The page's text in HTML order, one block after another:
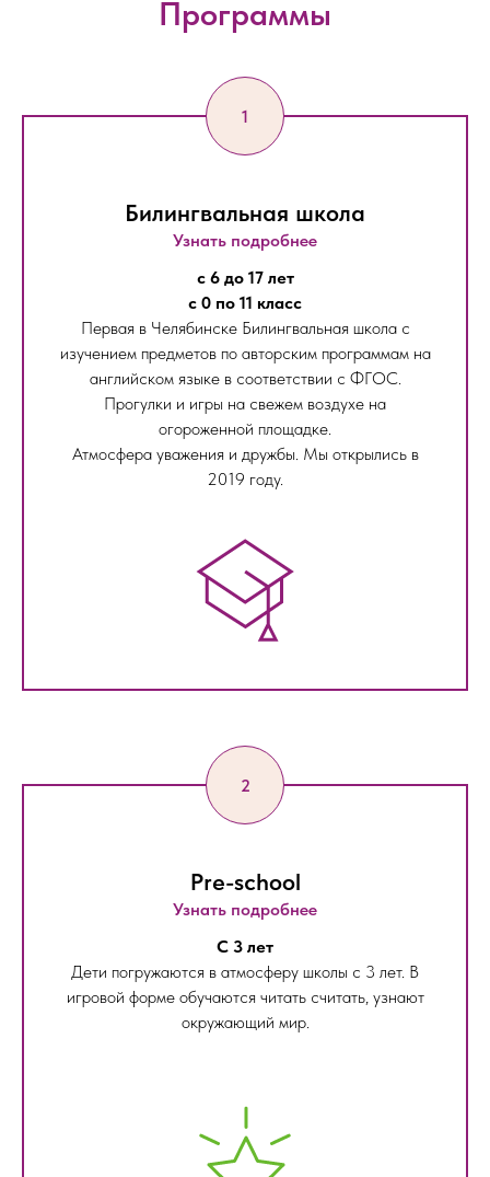
Программы
Билингвальная школа
Узнать подробнее
с 6 до 17 лет
с 0 по 11 класс
Первая в Челябинске Билингвальная школа с
изучением предметов по авторским программам на
английском языке в соответствии с ФГОС.
Прогулки и игры на свежем воздухе на
огороженной площадке.
Атмосфера уважения и дружбы. Мы открылись в
2019 году.
Pre-school
Узнать подробнее
С 3 лет
Дети погружаются в атмосферу школы с 3 лет. В
игровой форме обучаются читать считать, узнают
окружающий мир.